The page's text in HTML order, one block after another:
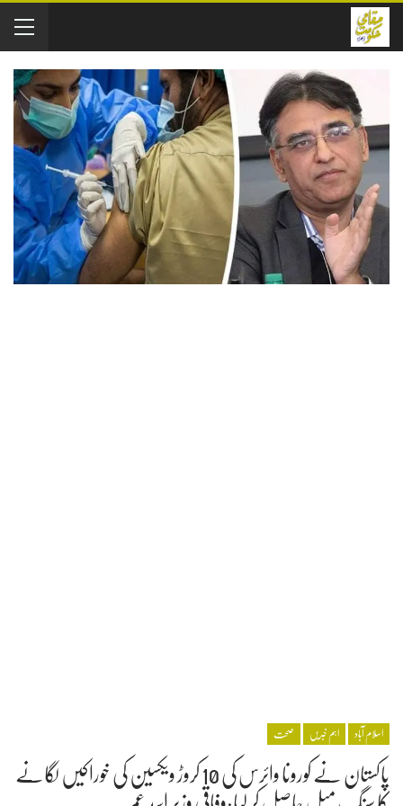
اسلام آباد اہم خبریں صحت
پاکستان نے کورونا وائرس کی 10 کروڑ ویکسین کی خوراکیں لگانے
کا سنگِ میل حاصل کر لیا:وفاقی وزیر اسد عمر